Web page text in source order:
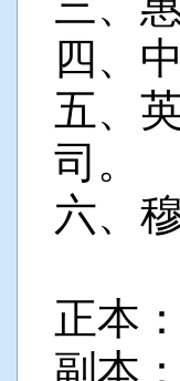
四、
五、
司。
六、
正本
副本